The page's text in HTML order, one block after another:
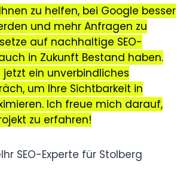
zu helfen, bei Google besser
und mehr Anfragen zu
auf nachhaltige SEO-
in Zukunft Bestand haben.
jetzt ein unverbindliches
um Ihre Sichtbarkeit in
Ich freue mich darauf,
zu erfahren!
Ihr SEO-Experte für Stolberg